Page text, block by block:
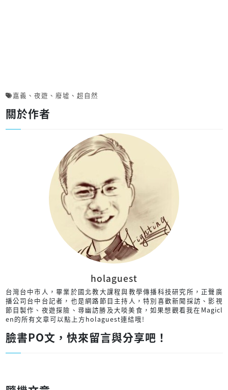
嘉義 、 夜遊 、 廢墟 、 超自然
關於作者
holaguest
台灣台中市人，畢業於國北教大課程與教學傳播科技研究所，正聲廣
播公司台中台記者，也是網路節目主持人，特別喜歡新聞採訪、影視
節目製作、夜遊探險、尋幽訪勝及大啖美食，如果想觀看我在Magicl
en的所有文章可以點上方holaguest連結哦!
臉書PO文，快來留言與分享吧！